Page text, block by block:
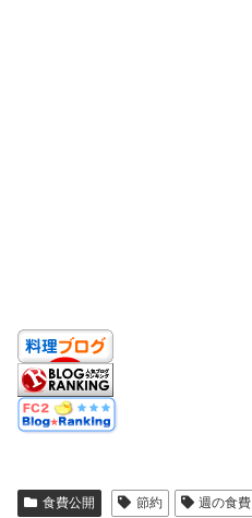
食費公開 節約 週の食費